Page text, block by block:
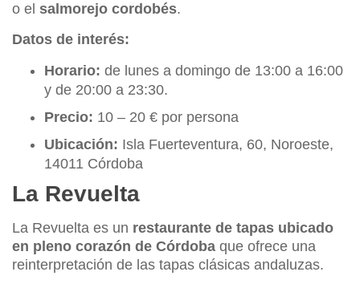
o el salmorejo cordobés.
Datos de interés:
Horario: de lunes a domingo de 13:00 a 16:00
y de 20:00 a 23:30.
Precio: 10 – 20 € por persona
Ubicación: Isla Fuerteventura, 60, Noroeste,
14011 Córdoba
La Revuelta
La Revuelta es un restaurante de tapas ubicado
en pleno corazón de Córdoba que ofrece una
reinterpretación de las tapas clásicas andaluzas.